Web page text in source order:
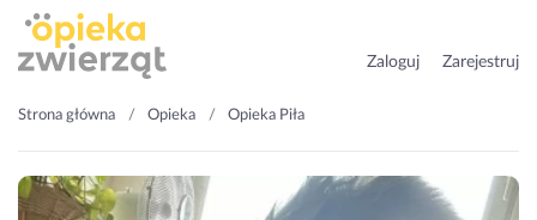
Zaloguj Zarejestruj
Strona główna Opieka Opieka Piła